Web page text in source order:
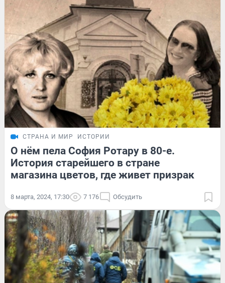
СТРАНА И МИР ИСТОРИИ
О нём пела София Ротару в 80-е.
История старейшего в стране
магазина цветов, где живет призрак
8 марта, 2024, 17:30 7 176 Обсудить